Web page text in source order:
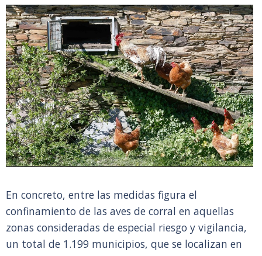
En concreto, entre las medidas figura el
confinamiento de las aves de corral en aquellas
zonas consideradas de especial riesgo y vigilancia,
un total de 1.199 municipios, que se localizan en